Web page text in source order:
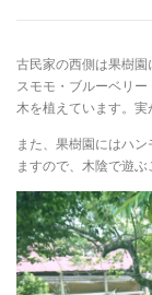
古民家の西側は果樹園
スモモ・ブルーベリ
木を植えています。実
また、果樹園にはハ
ますので、木陰で遊ぶ